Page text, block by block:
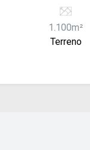
Oferecemos a
Built to Suit
estamos prontos
proporcionando
1.100m²
Terreno